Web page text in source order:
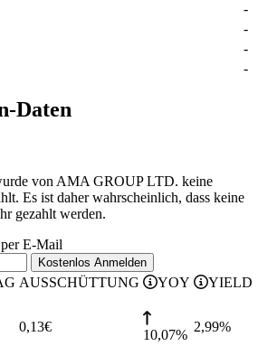
-
-
-
-
Daten
von AMA GROUP LTD. keine
Es ist daher wahrscheinlich, dass keine
gezahlt werden.
E-Mail
Kostenlos Anmelden
AUSSCHÜTTUNG YOY YIELD
0,13€
10,07%
2,99%